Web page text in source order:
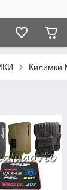
Килимки